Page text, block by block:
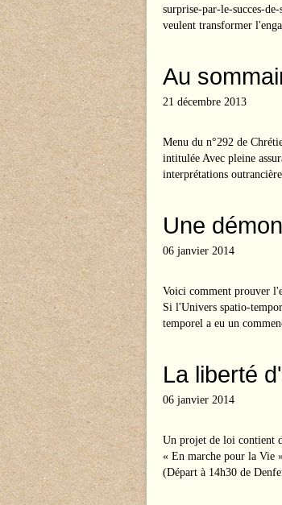
surprise-par-le-succes-
veulent transformer
Au
21 décembre 2013
Menu du n°292 de
intitulée Avec pleine
interprétations
Une
06 janvier 2014
Voici comment prouver
Si l'Univers spatio-
temporel a eu un
La liberté
06 janvier 2014
Un projet de loi contient
« En marche pour la Vie
(Départ à 14h30 de